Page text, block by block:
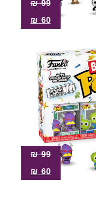
99
₪
60
₪
99
₪
60
₪